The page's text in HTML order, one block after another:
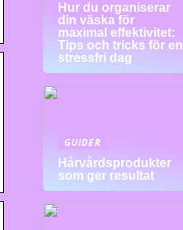
Hur du organiserar
din väska för
maximal effektivitet:
Tips och tricks för en
stressfri dag
GUIDER
Hårvårdsprodukter
som ger resultat